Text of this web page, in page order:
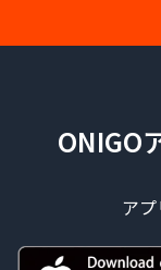
ONIGO
ア